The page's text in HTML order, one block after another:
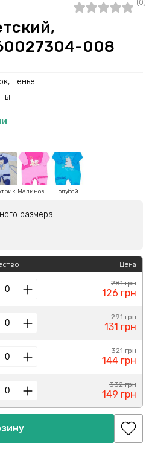
(0)
008
пенье
Малиновый Голубой
размера!
Цена
281 грн
126 грн
291 грн
131 грн
321 грн
144 грн
332 грн
149 грн